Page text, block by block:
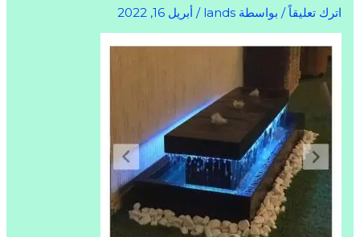
اترك تعليقاً / بواسطة lands
/أبريل 16, 2022